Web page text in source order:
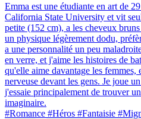
Emma est une étudiante en art de
California State University et vit
petite (152 cm), a les cheveux
un physique légèrement dodu,
a une personnalité un peu
en verre, et j'aime les histoires de
qu'elle aime davantage les femmes,
nerveuse devant les gens. Je joue
j'essaie principalement de trouver
imaginaire.
#Romance #Héros #Fantaisie